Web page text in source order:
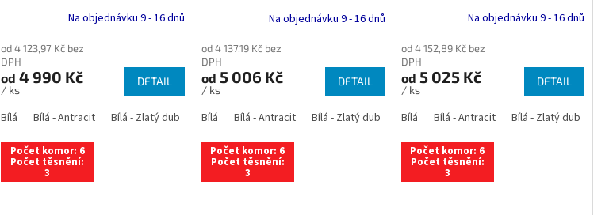
Bílá - Tmavý dub Bílá - Ořech Bílá - Mahagon Antracit Zlatý dub Tmavý dub Ořech Mahagon
Na objednávku 9 - 16 dnů
od 4 123,97 Kč bez
DPH
od 4 990 Kč
/ ks
DETAIL
Bílá Bílá - Antracit Bílá - Zlatý dub Bílá - Tmavý dub Bílá - Ořech Bílá - Mahagon Antracit Zlatý dub Tmavý dub
Na objednávku 9 - 16 dnů
od 4 137,19 Kč bez
DPH
od 5 006 Kč
/ ks
DETAIL
Bílá Bílá - Antracit Bílá - Zlatý dub Bílá - Tmavý dub Bílá - Ořech Bílá -
Na objednávku 9 - 16 dnů
od 4 152,89 Kč bez
DPH
od 5 025 Kč
/ ks
DETAIL
Bílá Bílá - Antracit Bílá - Zlatý dub
Počet komor: 6
Počet těsnění:
3
Počet komor: 6
Počet těsnění:
3
Počet komor: 6
Počet těsnění:
3